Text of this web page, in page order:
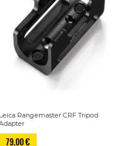
Leica Rangemaster CRF Tripod
79,00 €